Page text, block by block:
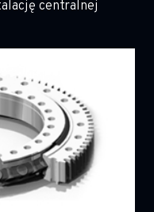
centralnej